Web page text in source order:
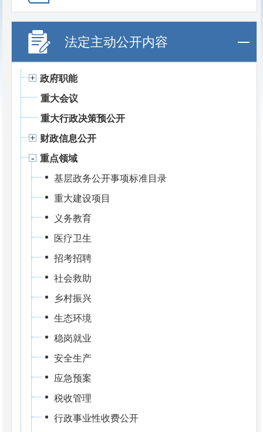
法定主动公开内容
政府职能
重大会议
重大行政决策预公开
财政信息公开
重点领域
基层政务公开事项标准目录
重大建设项目
义务教育
医疗卫生
招考招聘
社会救助
乡村振兴
生态环境
稳岗就业
安全生产
应急预案
税收管理
行政事业性收费公开